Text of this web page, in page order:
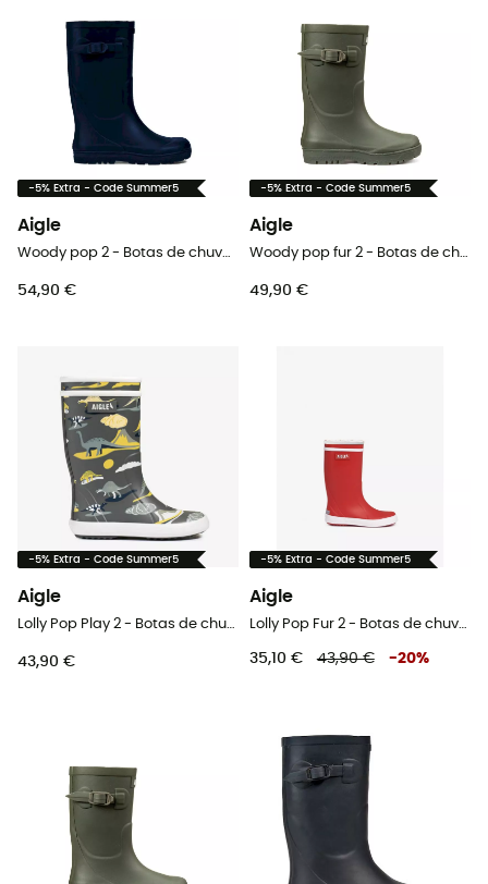
-5% Extra - Code Summer5
Aigle
Woody pop 2 - Botas de chuva criança
54,90 €
-5% Extra - Code Summer5
Aigle
Woody pop fur 2 - Botas de chuva criança
49,90 €
-5% Extra - Code Summer5
Aigle
Lolly Pop Play 2 - Botas de chuva criança
43,90 €
-5% Extra - Code Summer5
Aigle
Lolly Pop Fur 2 - Botas de chuva criança
35,10 € 43,90 € -20%